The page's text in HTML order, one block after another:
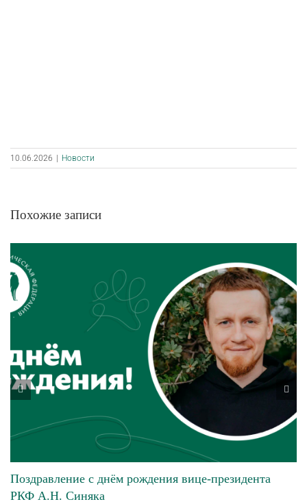
10.06.2026 | Новости
Похожие записи
Поздравление с днём рождения вице-президента
РКФ А.Н. Синяка